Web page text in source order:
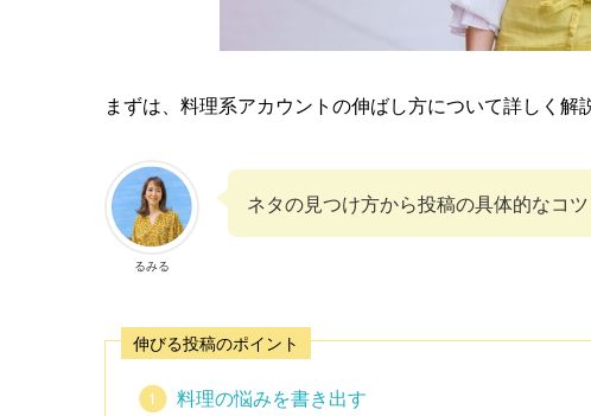
まずは、料理系アカウントの伸ばし方について詳しく解
るみる
ネタの見つけ方から投稿の具体的なコ
伸びる投稿のポイント
料理の悩みを書き出す